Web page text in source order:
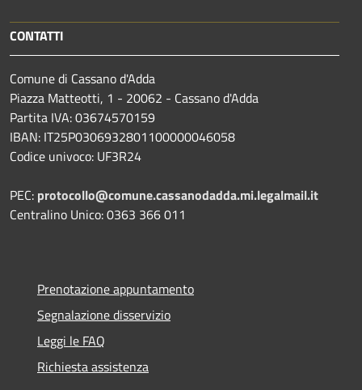
CONTATTI
Comune di Cassano d'Adda
Piazza Matteotti, 1 - 20062 - Cassano d'Adda
Partita IVA: 03674570159
IBAN: IT25P0306932801100000046058
Codice univoco: UF3R24
PEC: protocollo@comune.cassanodadda.mi.legalmail.it
Centralino Unico: 0363 366 011
Prenotazione appuntamento
Segnalazione disservizio
Leggi le FAQ
Richiesta assistenza